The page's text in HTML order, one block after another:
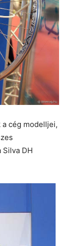
cég modelljei,
DH